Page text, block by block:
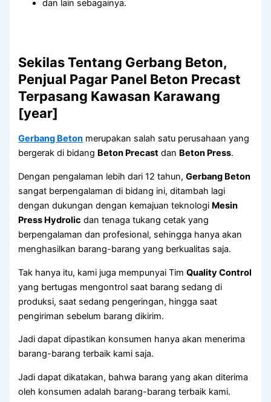
dan lain sebagainya.
Sekilas Tentang Gerbang Beton,
Penjual Pagar Panel Beton Precast
Terpasang Kawasan Karawang
[year]
Gerbang Beton merupakan salah satu perusahaan yang
bergerak di bidang Beton Precast dan Beton Press.
Dengan pengalaman lebih dari 12 tahun,Gerbang Beton
sangat berpengalaman di bidang ini, ditambah lagi
dengan dukungan dengan kemajuan teknologi Mesin
Press Hydrolic dan tenaga tukang cetak yang
berpengalaman dan profesional, sehingga hanya akan
menghasilkan barang-barang yang berkualitas saja.
Tak hanya itu, kami juga mempunyai TimQuality Control
yang bertugas mengontrol saat barang sedang di
produksi, saat sedang pengeringan, hingga saat
pengiriman sebelum barang dikirim.
Jadi dapat dipastikan konsumen hanya akan menerima
barang-barang terbaik kami saja.
Jadi dapat dikatakan, bahwa barang yang akan diterima
oleh konsumen adalah barang-barang terbaik kami.